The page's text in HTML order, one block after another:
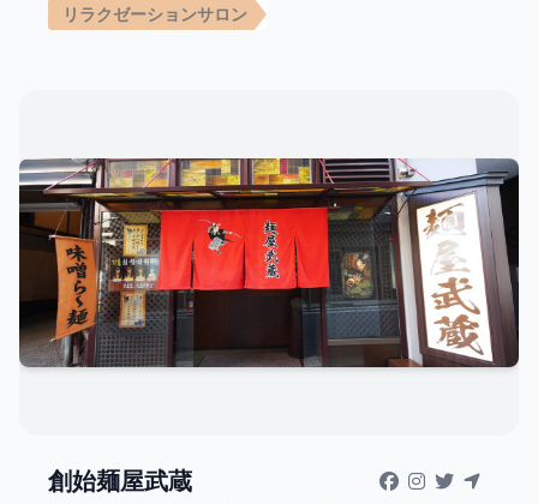
リラクゼーションサロン
創始麺屋武蔵